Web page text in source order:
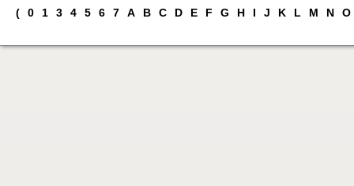
( 0 1 3 4 5 6 7 A B C D E F G H I J K L M N O